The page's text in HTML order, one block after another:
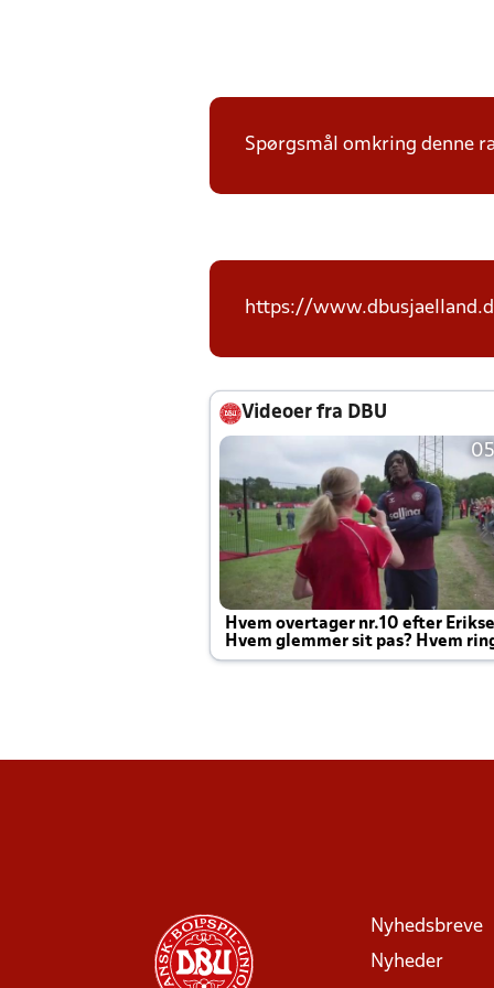
Spørgsmål omkring denne
https://
Videoer fra DBU
Hvem overtager nr.10 efter
Hvem glemmer sit pas? Hvem
Joachim altid til efter kampe?
Nyhedsbreve
Nyheder